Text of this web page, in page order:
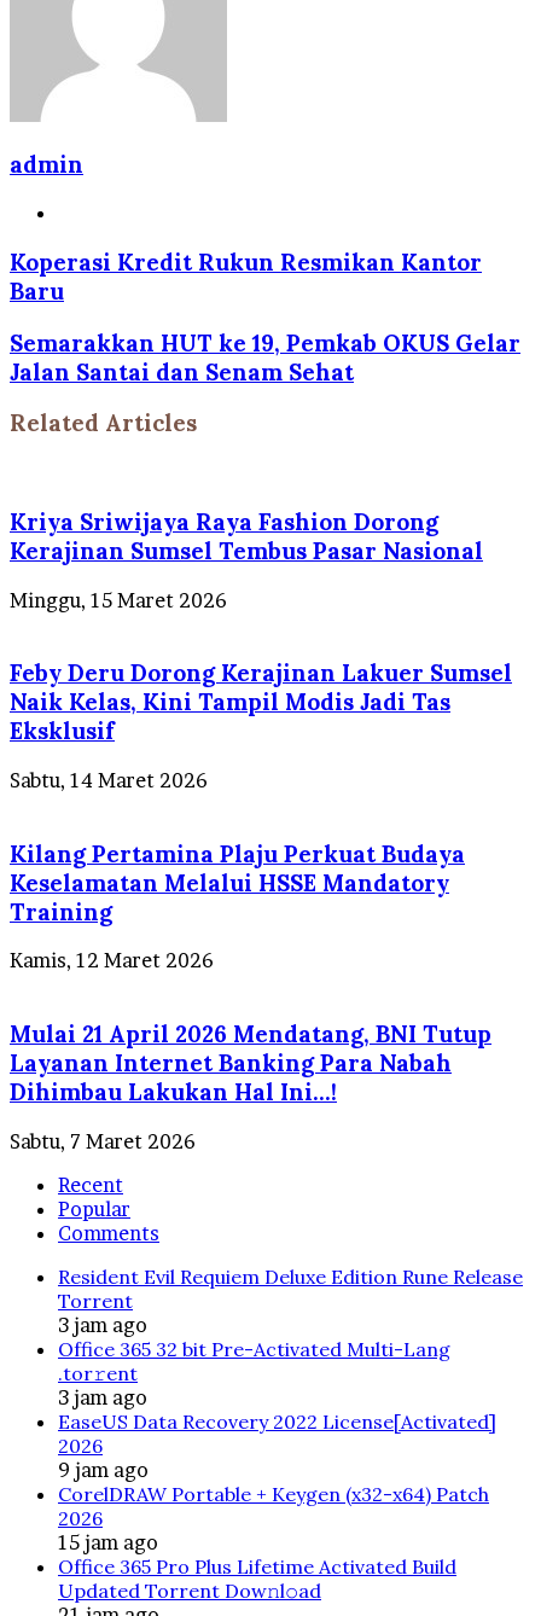
admin
Koperasi Kredit Rukun Resmikan Kantor
Baru
Semarakkan HUT ke 19, Pemkab OKUS Gelar
Jalan Santai dan Senam Sehat
Related Articles
Kriya Sriwijaya Raya Fashion Dorong
Kerajinan Sumsel Tembus Pasar Nasional
Minggu, 15 Maret 2026
Feby Deru Dorong Kerajinan Lakuer Sumsel
Naik Kelas, Kini Tampil Modis Jadi Tas
Eksklusif
Sabtu, 14 Maret 2026
Kilang Pertamina Plaju Perkuat Budaya
Keselamatan Melalui HSSE Mandatory
Training
Kamis, 12 Maret 2026
Mulai 21 April 2026 Mendatang, BNI Tutup
Layanan Internet Banking Para Nabah
Dihimbau Lakukan Hal Ini…!
Sabtu, 7 Maret 2026
Recent
Popular
Comments
Resident Evil Requiem Deluxe Edition Rune Release
Torrent
3 jam ago
Office 365 32 bit Pre-Activated Multi-Lang
.tоr𝚛еnt
3 jam ago
EaseUS Data Recovery 2022 License[Activated]
2026
9 jam ago
CorelDRAW Portable + Keygen (x32-x64) Patch
2026
15 jam ago
Office 365 Pro Plus Lifetime Activated Build
Updated Torrent Dow𝚗l𝚘аd